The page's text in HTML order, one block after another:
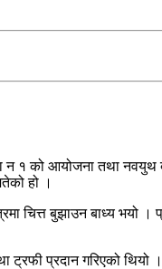
न १ को आयोजना तथा
हो ।
चित्त बुझाउन बाध्य भयो ।
प्रदान गरिएको थियो ।